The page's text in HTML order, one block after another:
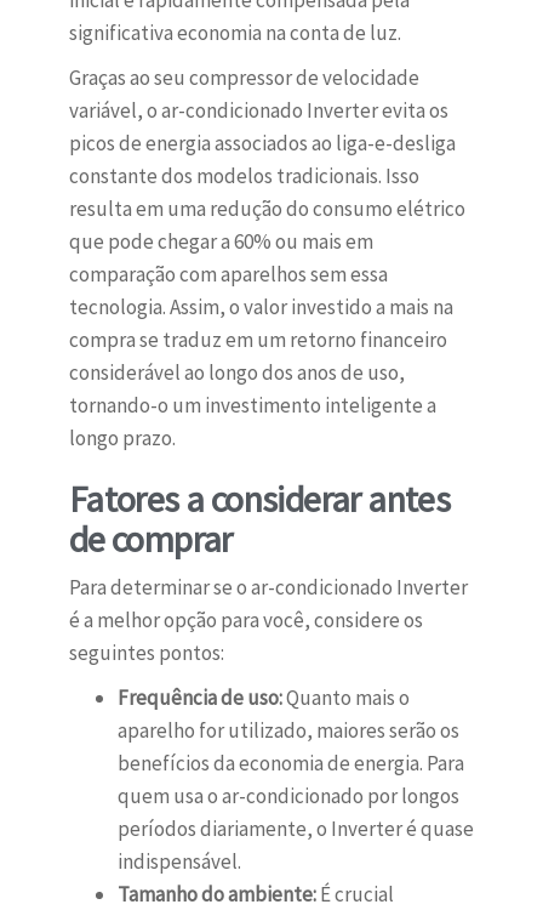
significativa economia na conta de luz.
Graças ao seu compressor de velocidade
variável, o ar-condicionado Inverter evita os
picos de energia associados ao liga-e-desliga
constante dos modelos tradicionais. Isso
resulta em uma redução do consumo elétrico
que pode chegar a 60% ou mais em
comparação com aparelhos sem essa
tecnologia. Assim, o valor investido a mais na
compra se traduz em um retorno financeiro
considerável ao longo dos anos de uso,
tornando-o um investimento inteligente a
longo prazo.
Fatores a considerar antes
de comprar
Para determinar se o ar-condicionado Inverter
é a melhor opção para você, considere os
seguintes pontos:
Frequência de uso:Quanto mais o
aparelho for utilizado, maiores serão os
benefícios da economia de energia. Para
quem usa o ar-condicionado por longos
períodos diariamente, o Inverter é quase
indispensável.
Tamanho do ambiente:É crucial